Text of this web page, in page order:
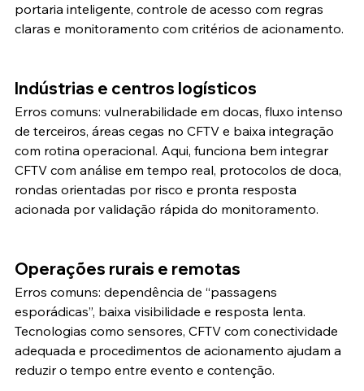
portaria inteligente, controle de acesso com regras
claras e monitoramento com critérios de acionamento.
Indústrias e centros logísticos
Erros comuns: vulnerabilidade em docas, fluxo intenso
de terceiros, áreas cegas no CFTV e baixa integração
com rotina operacional. Aqui, funciona bem integrar
CFTV com análise em tempo real, protocolos de doca,
rondas orientadas por risco e pronta resposta
acionada por validação rápida do monitoramento.
Operações rurais e remotas
Erros comuns: dependência de “passagens
esporádicas”, baixa visibilidade e resposta lenta.
Tecnologias como sensores, CFTV com conectividade
adequada e procedimentos de acionamento ajudam a
reduzir o tempo entre evento e contenção.